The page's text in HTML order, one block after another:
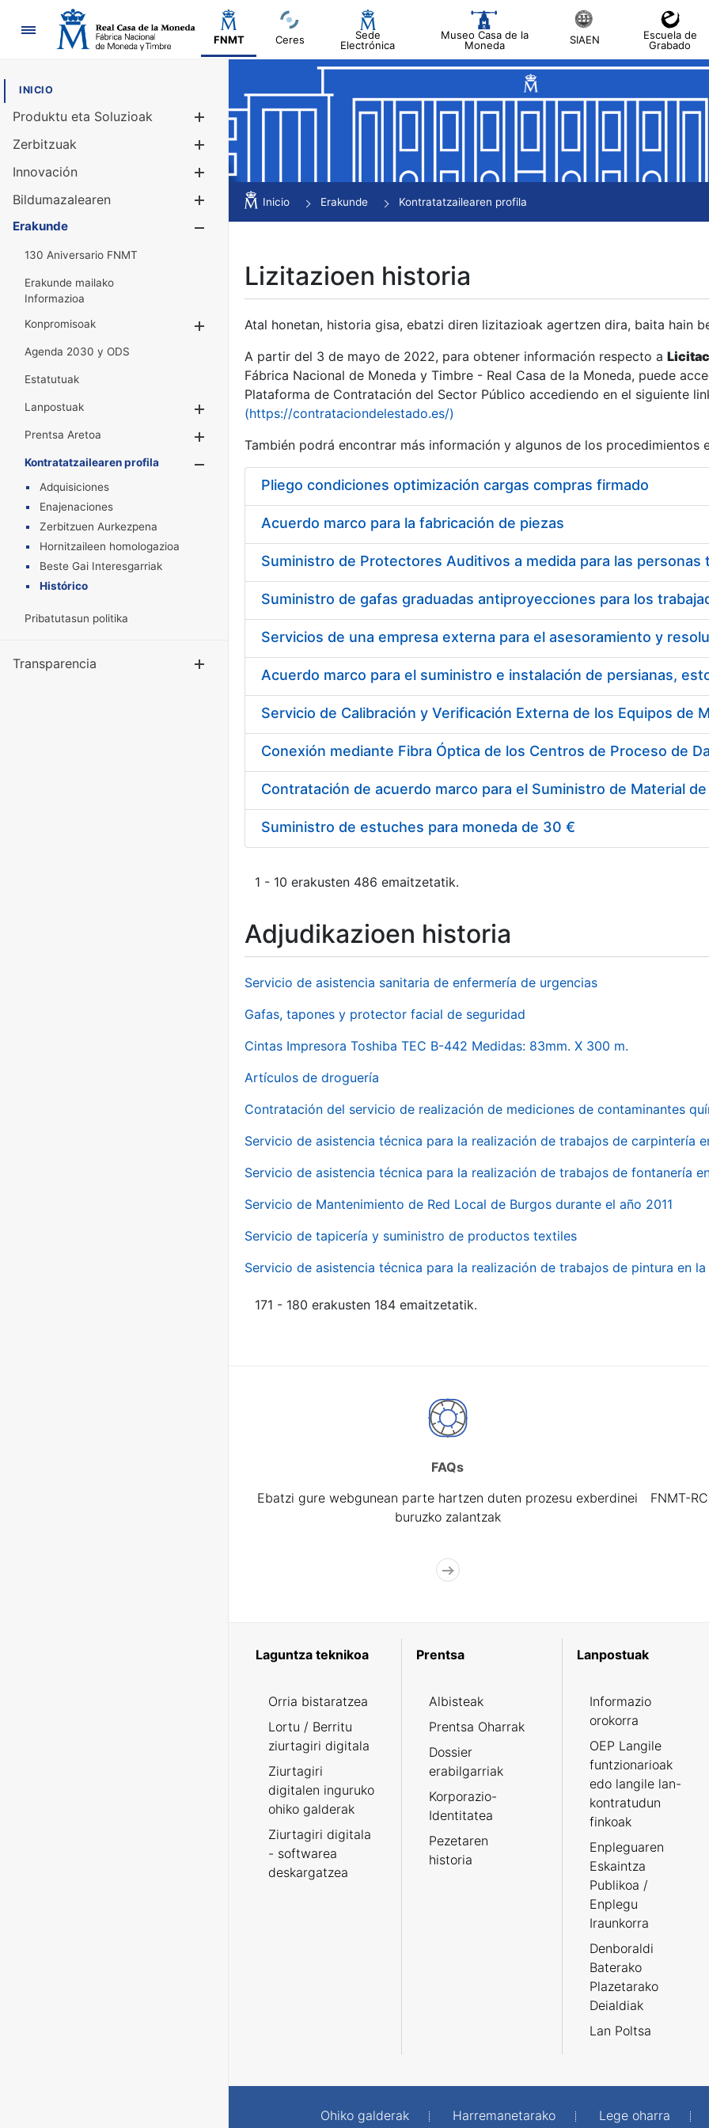
Nabigazioa
FNMT Ceres
Sede
Electrónica
Museo Casa de la
Moneda
SIAEN
Escuela de
Grabado
INICIO
Produktu eta Soluzioak
Erakutsi/Ezkutatu
Zerbitzuak
Innovación
Bildumazalearen
Erakutsi/Ezkutatu
Erakunde
130 Aniversario FNMT
Erakunde mailako
Informazioa
Konpromisoak
Erakutsi/Ezkutatu
Agenda 2030 y ODS
Estatutuak
Lanpostuak
Erakutsi/Ezkutatu
Prentsa Aretoa
Erakutsi/Ezkutatu
Kontratatzailearen profila
Erakutsi/Ezkutatu
Adquisiciones
Enajenaciones
Zerbitzuen Aurkezpena
Hornitzaileen homologazioa
Beste Gai Interesgarriak
Histórico
Pribatutasun politika
Transparencia Erakutsi/Ezkutatu
Inicio Erakunde Kontratatzailearen profila
Lizitazioen historia
Atal honetan, historia gisa, ebatzi diren lizitazioak agertzen dira, baita hain
A partir del 3 de mayo de 2022, para obtener información respecto a
Fábrica Nacional de Moneda y Timbre - Real Casa de la Moneda, puede
Plataforma de Contratación del Sector Público accediendo en el siguiente
(https://contrataciondelestado.es/)
También podrá encontrar más información y algunos de los procedimientos
Pliego condiciones optimización cargas compras firmado
Acuerdo marco para la fabricación de piezas
Acuerdo marco para el suministro e instalación de persianas,
Suministro de estuches para moneda de 30 €
1 - 10 erakusten 486 emaitzetatik.
Adjudikazioen historia
Servicio de asistencia sanitaria de enfermería de urgencias
Gafas, tapones y protector facial de seguridad
Cintas Impresora Toshiba TEC B-442 Medidas: 83mm. X 300 m.
Artículos de droguería
Contratación del servicio de realización de mediciones de contaminantes
Servicio de asistencia técnica para la realización de trabajos de carpintería
Servicio de asistencia técnica para la realización de trabajos de fontanería
Servicio de Mantenimiento de Red Local de Burgos durante el año 2011
Servicio de tapicería y suministro de productos textiles
Servicio de asistencia técnica para la realización de trabajos de pintura en
171 - 180 erakusten 184 emaitzetatik.
FAQs
Ebatzi gure webgunean parte hartzen duten prozesu exberdinei
buruzko zalantzak
FNMT-
Laguntza teknikoa
Orria bistaratzea
Lortu / Berritu
ziurtagiri digitala
Ziurtagiri
digitalen inguruko
ohiko galderak
Ziurtagiri digitala
- softwarea
deskargatzea
Prentsa
Albisteak
Prentsa Oharrak
Dossier
erabilgarriak
Korporazio-
Identitatea
Pezetaren
historia
Lanpostuak
Informazio
orokorra
OEP Langile
funtzionarioak
edo langile lan-
kontratudun
finkoak
Enpleguaren
Eskaintza
Publikoa /
Enplegu
Iraunkorra
Denboraldi
Baterako
Plazetarako
Deialdiak
Lan Poltsa
Ohiko galderak Harremanetarako Lege oharra